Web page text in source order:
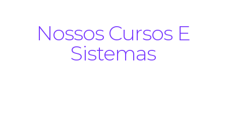
Nossos Cursos E
Sistemas